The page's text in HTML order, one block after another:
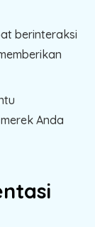
berinteraksi
Anda